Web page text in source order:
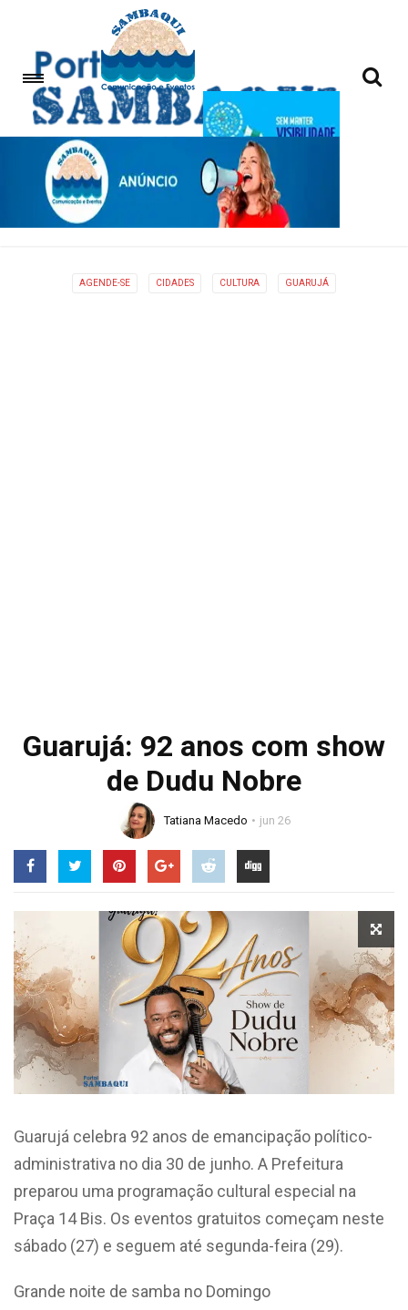
AGENDE-SE CIDADES CULTURA GUARUJÁ
Guarujá: 92 anos com show
de Dudu Nobre
Tatiana Macedo jun 26
Guarujá celebra 92 anos de emancipação político-
administrativa no dia 30 de junho. A Prefeitura
preparou uma programação cultural especial na
Praça 14 Bis. Os eventos gratuitos começam neste
sábado (27) e seguem até segunda-feira (29).
Grande noite de samba no Domingo